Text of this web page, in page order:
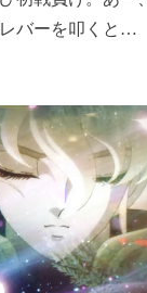
レバーを叩くと…